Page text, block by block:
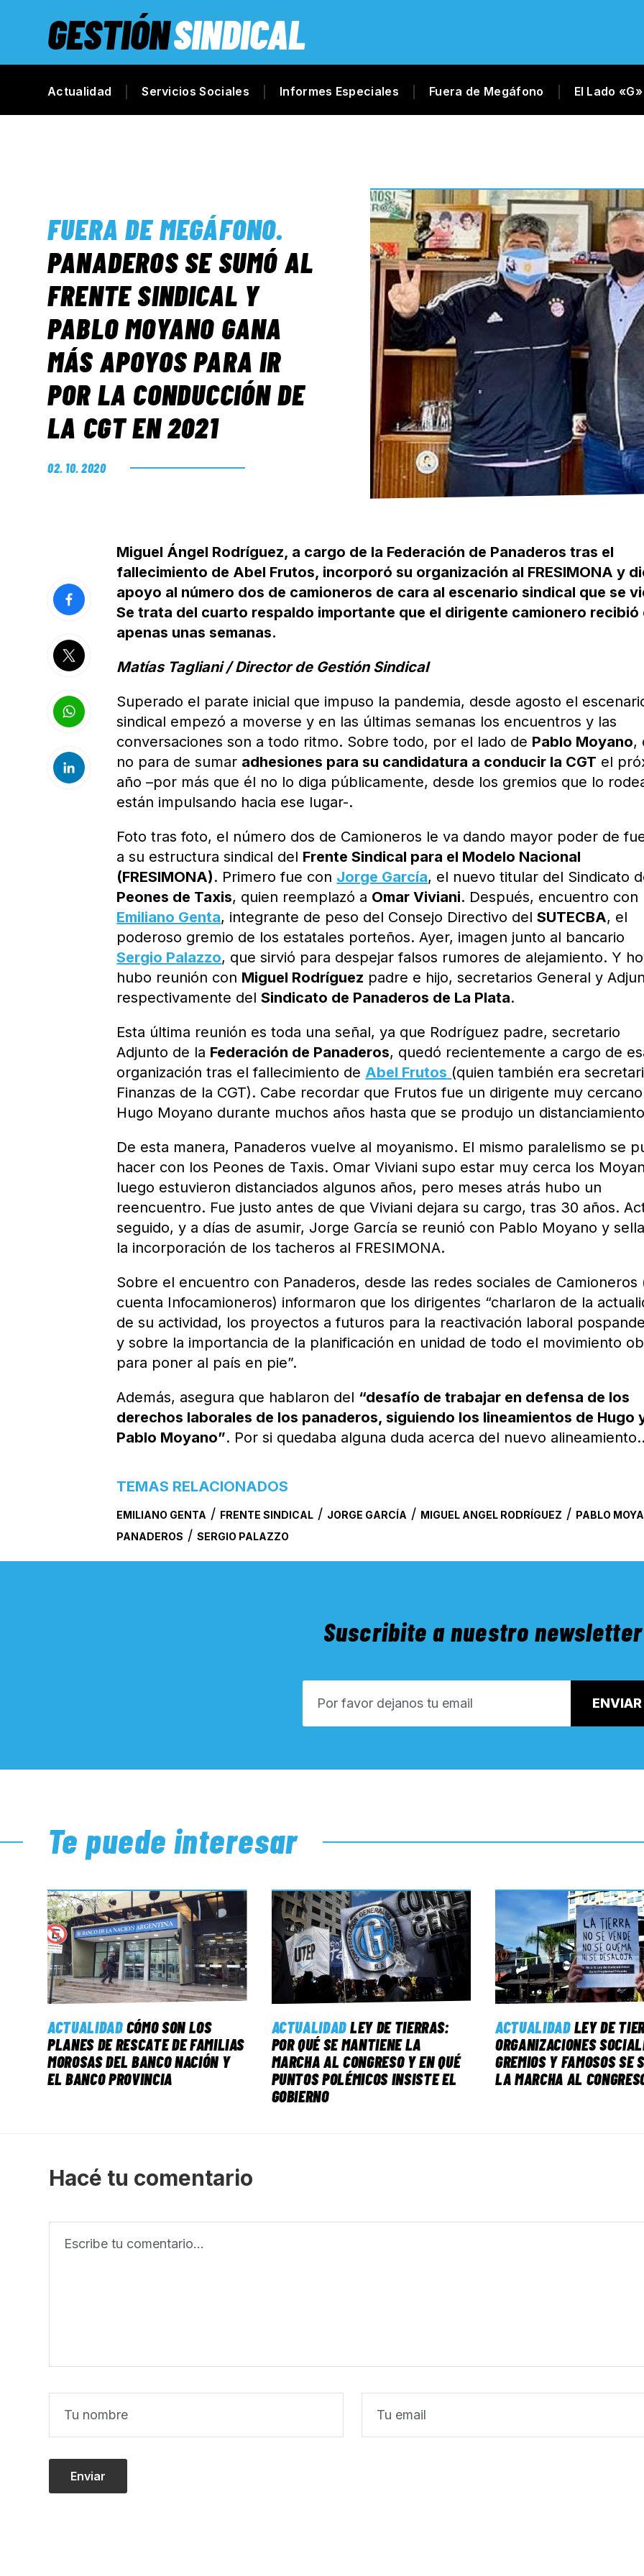
GESTIÓNSINDICAL
Actualidad Servicios Sociales Informes Especiales Fuera de Megáfono El Lado «G»
FUERA DE MEGÁFONO.
PANADEROS SE SUMÓ AL
FRENTE SINDICAL Y
PABLO MOYANO GANA
MÁS APOYOS PARA IR
POR LA CONDUCCIÓN DE
LA CGT EN 2021
02. 10. 2020
Miguel Ángel Rodríguez, a cargo de la Federación de Panaderos tras el
fallecimiento de Abel Frutos, incorporó su organización al FRESIMONA y
apoyo al número dos de camioneros de cara al escenario sindical que se
Se trata del cuarto respaldo importante que el dirigente camionero recibió
apenas unas semanas.
Matías Tagliani / Director de Gestión Sindical
Superado el parate inicial que impuso la pandemia, desde agosto el
sindical empezó a moverse y en las últimas semanas los encuentros y las
conversaciones son a todo ritmo. Sobre todo, por el lado de Pablo Moyano,
no para de sumar adhesiones para su candidatura a conducir la CGT el
año –por más que él no lo diga públicamente, desde los gremios que lo
están impulsando hacia ese lugar-.
Foto tras foto, el número dos de Camioneros le va dando mayor poder de
a su estructura sindical del Frente Sindical para el Modelo Nacional
(FRESIMONA). Primero fue con Jorge García, el nuevo titular del Sindicato
Peones de Taxis, quien reemplazó a Omar Viviani. Después, encuentro con
Emiliano Genta, integrante de peso del Consejo Directivo delSUTECBA, el
poderoso gremio de los estatales porteños. Ayer, imagen junto al bancario
Sergio Palazzo, que sirvió para despejar falsos rumores de alejamiento. Y
hubo reunión con Miguel Rodríguez padre e hijo, secretarios General y
respectivamente delSindicato de Panaderos de La Plata.
Esta última reunión es toda una señal, ya que Rodríguez padre, secretario
Adjunto de la Federación de Panaderos, quedó recientemente a cargo de
organización tras el fallecimiento de Abel Frutos (quien también era
Finanzas de la CGT). Cabe recordar que Frutos fue un dirigente muy
Hugo Moyano durante muchos años hasta que se produjo un
De esta manera, Panaderos vuelve al moyanismo. El mismo paralelismo se
hacer con los Peones de Taxis. Omar Viviani supo estar muy cerca los
luego estuvieron distanciados algunos años, pero meses atrás hubo un
reencuentro. Fue justo antes de que Viviani dejara su cargo, tras 30 años.
seguido, y a días de asumir, Jorge García se reunió con Pablo Moyano y
la incorporación de los tacheros al FRESIMONA.
Sobre el encuentro con Panaderos, desde las redes sociales de Camioneros
cuenta Infocamioneros) informaron que los dirigentes “charlaron de la
de su actividad, los proyectos a futuros para la reactivación laboral
y sobre la importancia de la planificación en unidad de todo el movimiento
para poner al país en pie”.
Además, asegura que hablaron del “desafío de trabajar en defensa de los
derechos laborales de los panaderos, siguiendo los lineamientos de Hugo
Pablo Moyano”. Por si quedaba alguna duda acerca del nuevo
TEMAS RELACIONADOS
EMILIANO GENTA / FRENTE SINDICAL / JORGE GARCÍA / MIGUEL ANGEL RODRÍGUEZ / PABLO
PANADEROS /SERGIO PALAZZO
Suscribite a nuestro newsletter
Te puede interesar
ACTUALIDAD CÓMO SON LOS
PLANES DE RESCATE DE FAMILIAS
MOROSAS DEL BANCO NACIÓN Y
EL BANCO PROVINCIA
ACTUALIDADLEY DE TIERRAS:
POR QUÉ SE MANTIENE LA
MARCHA AL CONGRESO Y EN QUÉ
PUNTOS POLÉMICOS INSISTE EL
GOBIERNO
ACTUALIDAD LEY DE
ORGANIZACIONES
GREMIOS Y FAMOSOS SE
LA MARCHA AL
Hacé tu comentario